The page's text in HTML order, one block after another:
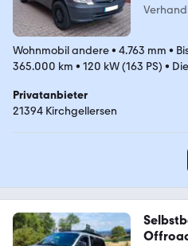
Wohnmobil andere• 4.763 mm •
365.000 km • 120 kW (163 PS) •
Privatanbieter
21394 Kirchgellersen